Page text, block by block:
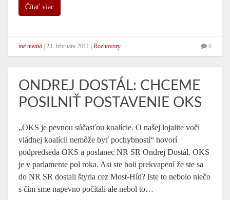
Čítať viac
iné médiá 23. februára 2011 Rozhovory 0
ONDREJ DOSTÁL: CHCEME
POSILNIŤ POSTAVENIE OKS
„OKS je pevnou súčasťou koalície. O našej lojalite voči
vládnej koalícii nemôže byť pochybností“ hovorí
podpredseda OKS a poslanec NR SR Ondrej Dostál. OKS
je v parlamente pol roka. Asi ste boli prekvapení že ste sa
do NR SR dostali štyria cez Most-Híd? Iste to nebolo niečo
s čím sme napevno počítali ale nebol to…